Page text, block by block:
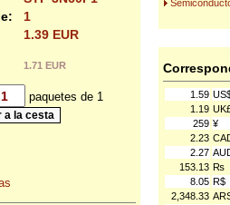
1
1.39 EUR
1.71 EUR
paquetes de 1 1.59
1.19
259 ¥
2.23
2.27
153.13 ₨
8.05 R$
2,348.33